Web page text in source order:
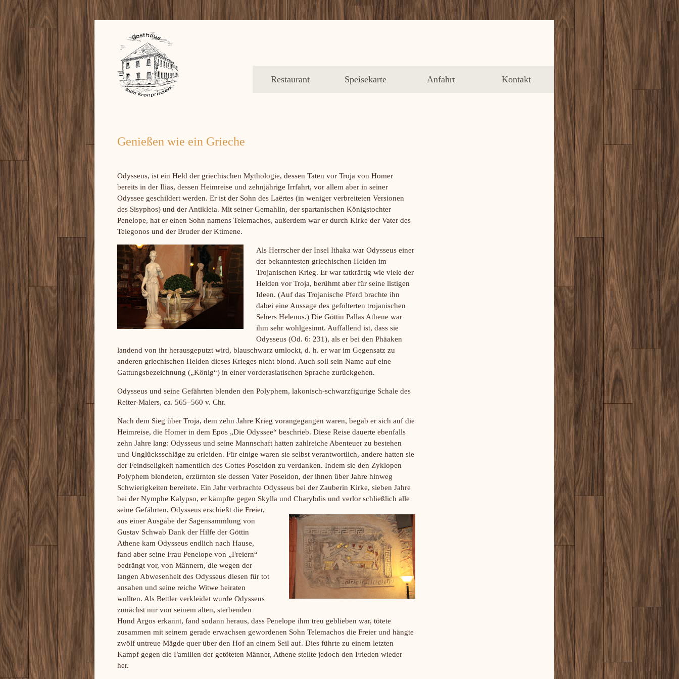
Genießen wie ein Grieche
Odysseus, ist ein Held der griechischen Mythologie, dessen Taten vor Troja von Homer
bereits in der Ilias, dessen Heimreise und zehnjährige Irrfahrt, vor allem aber in seiner
Odyssee geschildert werden. Er ist der Sohn des Laërtes (in weniger verbreiteten Versionen
des Sisyphos) und der Antikleia. Mit seiner Gemahlin, der spartanischen Königstochter
Penelope, hat er einen Sohn namens Telemachos, außerdem war er durch Kirke der Vater des
Telegonos und der Bruder der Ktimene.
Als Herrscher der Insel Ithaka war Odysseus einer
der bekanntesten griechischen Helden im
Trojanischen Krieg. Er war tatkräftig wie viele der
Helden vor Troja, berühmt aber für seine listigen
Ideen. (Auf das Trojanische Pferd brachte ihn
dabei eine Aussage des gefolterten trojanischen
Sehers Helenos.) Die Göttin Pallas Athene war
ihm sehr wohlgesinnt. Auffallend ist, dass sie
Odysseus (Od. 6: 231), als er bei den Phäaken
landend von ihr herausgeputzt wird, blauschwarz umlockt, d. h. er war im Gegensatz zu
anderen griechischen Helden dieses Krieges nicht blond. Auch soll sein Name auf eine
Gattungsbezeichnung („König“) in einer vorderasiatischen Sprache zurückgehen.
Odysseus und seine Gefährten blenden den Polyphem, lakonisch-schwarzfigurige Schale des
Reiter-Malers, ca. 565–560 v. Chr.
Nach dem Sieg über Troja, dem zehn Jahre Krieg vorangegangen waren, begab er sich auf die
Heimreise, die Homer in dem Epos „Die Odyssee“ beschrieb. Diese Reise dauerte ebenfalls
zehn Jahre lang: Odysseus und seine Mannschaft hatten zahlreiche Abenteuer zu bestehen
und Unglücksschläge zu erleiden. Für einige waren sie selbst verantwortlich, andere hatten sie
der Feindseligkeit namentlich des Gottes Poseidon zu verdanken. Indem sie den Zyklopen
Polyphem blendeten, erzürnten sie dessen Vater Poseidon, der ihnen über Jahre hinweg
Schwierigkeiten bereitete. Ein Jahr verbrachte Odysseus bei der Zauberin Kirke, sieben Jahre
bei der Nymphe Kalypso, er kämpfte gegen Skylla und Charybdis und verlor schließlich alle
seine Gefährten. Odysseus erschießt die Freier,
aus einer Ausgabe der Sagensammlung von
Gustav Schwab Dank der Hilfe der Göttin
Athene kam Odysseus endlich nach Hause,
fand aber seine Frau Penelope von „Freiern“
bedrängt vor, von Männern, die wegen der
langen Abwesenheit des Odysseus diesen für tot
ansahen und seine reiche Witwe heiraten
wollten. Als Bettler verkleidet wurde Odysseus
zunächst nur von seinem alten, sterbenden
Hund Argos erkannt, fand sodann heraus, dass Penelope ihm treu geblieben war, tötete
zusammen mit seinem gerade erwachsen gewordenen Sohn Telemachos die Freier und hängte
zwölf untreue Mägde quer über den Hof an einem Seil auf. Dies führte zu einem letzten
Kampf gegen die Familien der getöteten Männer, Athene stellte jedoch den Frieden wieder
her.
Restaurant Speisekarte Anfahrt Kontakt